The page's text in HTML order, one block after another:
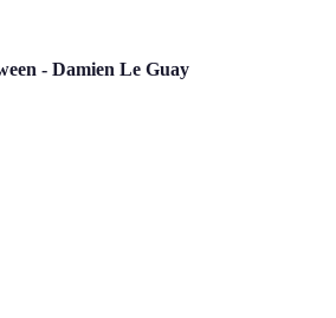
- Damien Le Guay